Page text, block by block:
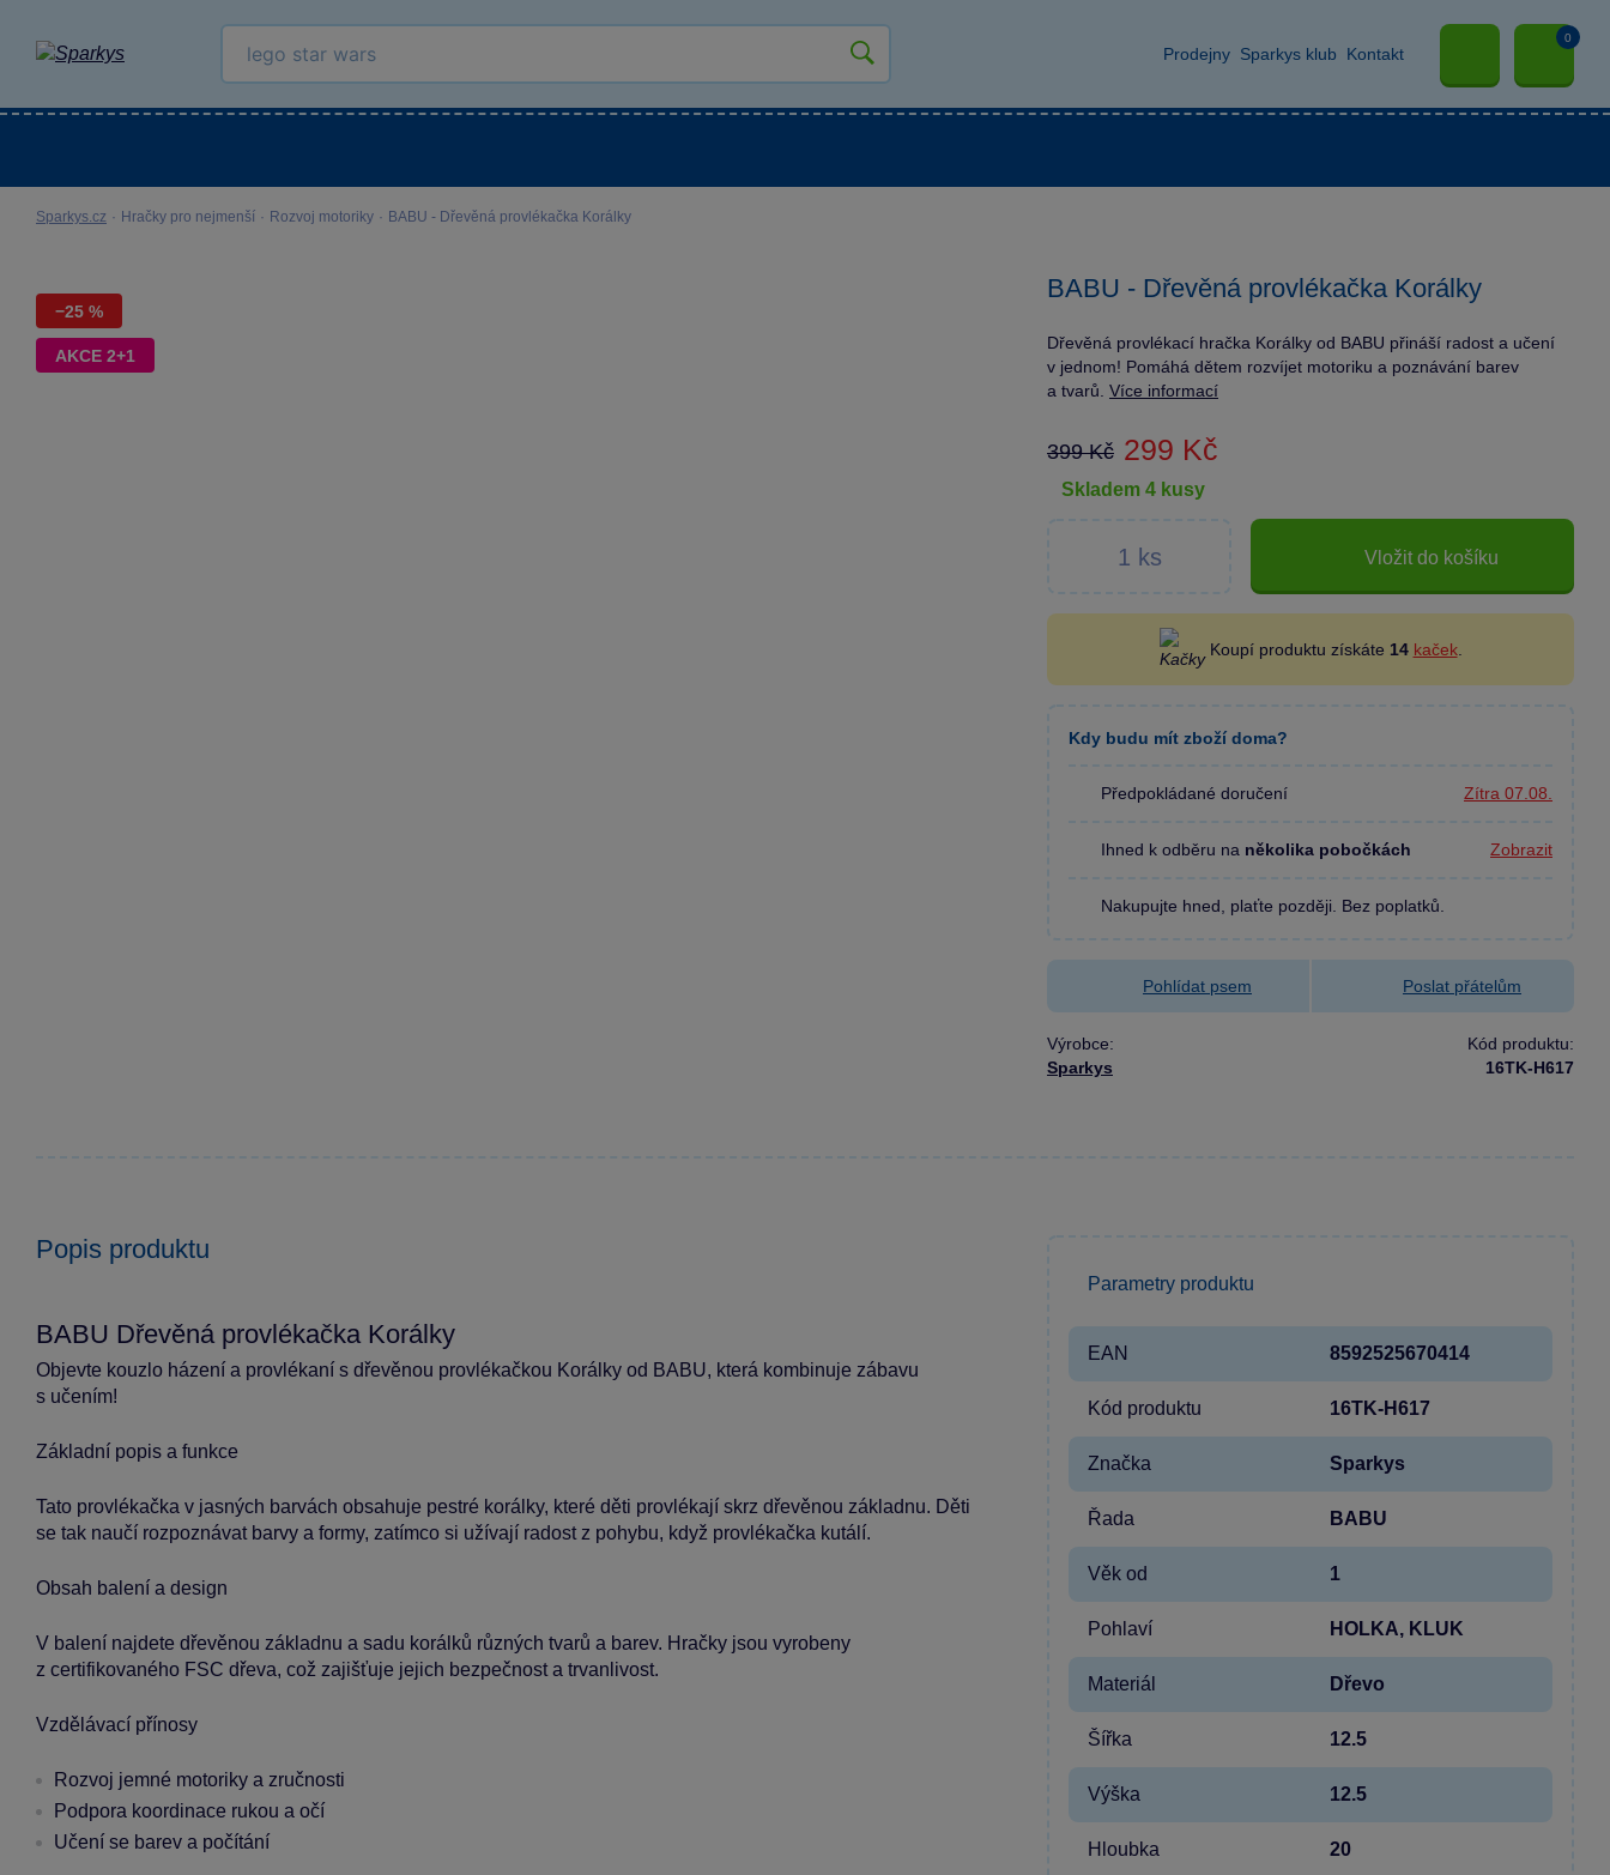
Prodejny Sparkys klub Kontakt
0
Sparkys.cz · Hračky pro nejmenší · Rozvoj motoriky · BABU - Dřevěná provlékačka Korálky
−25 %
AKCE 2+1
BABU - Dřevěná provlékačka Korálky
Dřevěná provlékací hračka Korálky od BABU přináší radost a učení
v jednom! Pomáhá dětem rozvíjet motoriku a poznávání barev
a tvarů. Více informací
399 Kč 299 Kč
skladem 4 kusy
Vložit do košíku
Koupí produktu získáte 14 kaček.
Kdy budu mít zboží doma?
Předpokládané doručení Zítra 07.08.
Ihned k odběru na několika pobočkách Zobrazit
Nakupujte hned, plaťte později. Bez poplatků.
Pohlídat psem Poslat přátelům
Výrobce:
Sparkys
Kód produktu:
16TK-H617
Popis produktu
BABU Dřevěná provlékačka Korálky
Objevte kouzlo házení a provlékaní s dřevěnou provlékačkou Korálky od BABU, která kombinuje zábavu
s učením!
Základní popis a funkce
Tato provlékačka v jasných barvách obsahuje pestré korálky, které děti provlékají skrz dřevěnou základnu. Děti
se tak naučí rozpoznávat barvy a formy, zatímco si užívají radost z pohybu, když provlékačka kutálí.
Obsah balení a design
V balení najdete dřevěnou základnu a sadu korálků různých tvarů a barev. Hračky jsou vyrobeny
z certifikovaného FSC dřeva, což zajišťuje jejich bezpečnost a trvanlivost.
Vzdělávací přínosy
Rozvoj jemné motoriky a zručnosti
Podpora koordinace rukou a očí
Učení se barev a počítání
Parametry produktu
EAN 8592525670414
Kód produktu 16TK-H617
Značka Sparkys
Řada BABU
Věk od 1
Pohlaví HOLKA, KLUK
Materiál Dřevo
Šířka 12.5
Výška 12.5
Hloubka 20